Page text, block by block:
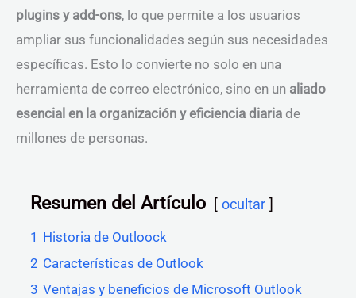
plugins y add-ons, lo que permite a los usuarios
ampliar sus funcionalidades según sus necesidades
específicas. Esto lo convierte no solo en una
herramienta de correo electrónico, sino en un aliado
esencial en la organización y eficiencia diaria de
millones de personas.
Resumen del Artículo ocultar
1 Historia de Outloock
2 Características de Outlook
3 Ventajas y beneficios de Microsoft Outlook